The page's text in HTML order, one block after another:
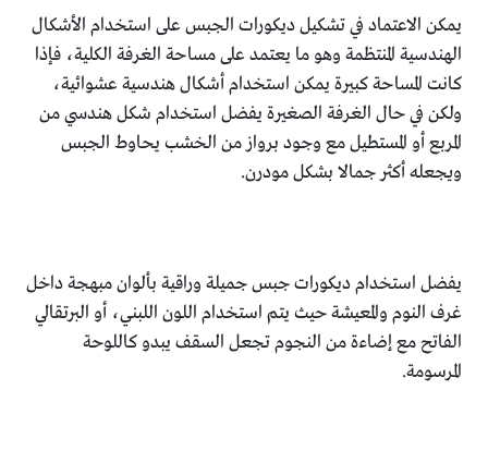
يمكن الاعتماد في تشكيل ديكورات الجبس على استخدام الأشكال
الهندسية المنتظمة وهو ما يعتمد على مساحة الغرفة الكلية، فإذا
كانت المساحة كبيرة يمكن استخدام أشكال هندسية عشوائية،
ولكن في حال الغرفة الصغيرة يفضل استخدام شكل هندسي من
المربع أو المستطيل مع وجود برواز من الخشب يحاوط الجبس
ويجعله أكثر جمالا بشكل مودرن.
يفضل استخدام ديكورات جبس جميلة وراقية بألوان مبهجة داخل
غرف النوم والمعيشة حيث يتم استخدام اللون اللبني، أو البرتقالي
الفاتح مع إضاءة من النجوم تجعل السقف يبدو كاللوحة
المرسومة.